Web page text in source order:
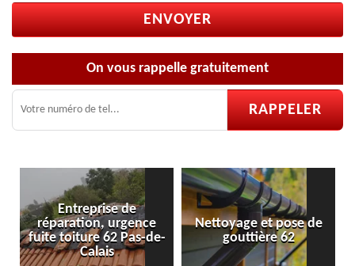
On vous rappelle gratuitement
Entreprise de
urgence
62 Pas-de-
Calais
Nettoyage et pose de
gouttière 62
Pose et